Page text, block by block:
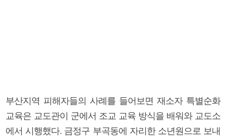
부산지역 피해자들의 사례를 들어보면 재소자 특별순화
교육은 교도관이 군에서 조교 교육 방식을 배워와 교도소
에서 시행했다. 금정구 부곡동에 자리한 소년원으로 보내